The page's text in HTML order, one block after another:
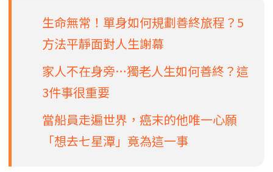
生命無常！單身如何規劃善終旅程？5
方法平靜面對人生謝幕
家人不在身旁…獨老人生如何善終？這
3件事很重要
當船員走遍世界，癌末的他唯一心願
「想去七星潭」竟為這一事